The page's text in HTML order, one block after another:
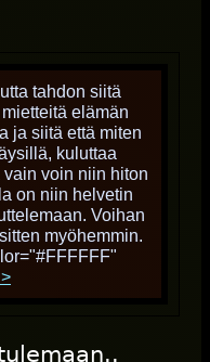
tahdon siitä
elämän
ja siitä että miten
kuluttaa
voin niin hiton
on niin helvetin
Voihan
myöhemmin.
>